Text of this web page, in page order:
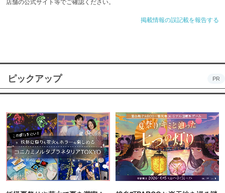
掲載情報の誤記載を報告する
ピックアップ PR